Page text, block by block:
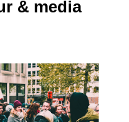
& media